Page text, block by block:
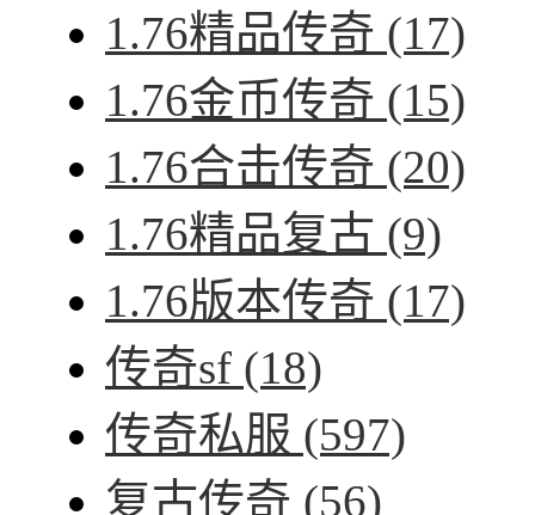
1.76精品传奇 (17)
1.76金币传奇 (15)
1.76合击传奇 (20)
1.76精品复古 (9)
1.76版本传奇 (17)
传奇sf (18)
传奇私服 (597)
复古传奇 (56)